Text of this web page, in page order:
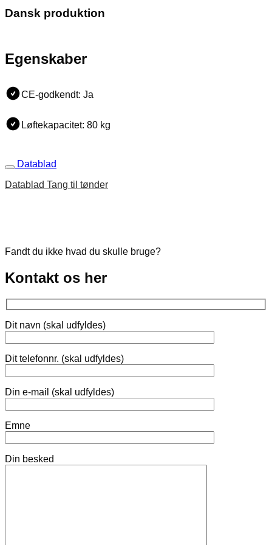
Dansk produktion
Egenskaber
CE-godkendt: Ja
Løftekapacitet: 80 kg
Datablad
Datablad Tang til tønder
Fandt du ikke hvad du skulle bruge?
Kontakt os her
Dit navn (skal udfyldes)
Dit telefonnr. (skal udfyldes)
Din e-mail (skal udfyldes)
Emne
Din besked